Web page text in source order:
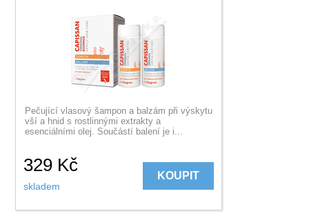
Pečující vlasový šampon a balzám při výskytu
vší a hnid s rostlinnými extrakty a
esenciálními olej. Součástí balení je i...
329 Kč
skladem
KOUPIT